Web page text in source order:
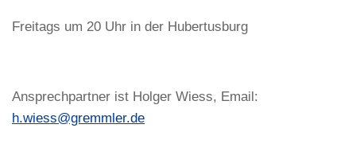
Freitags um 20 Uhr in der Hubertusburg
Ansprechpartner ist Holger Wiess, Email:
h.wiess@gremmler.de